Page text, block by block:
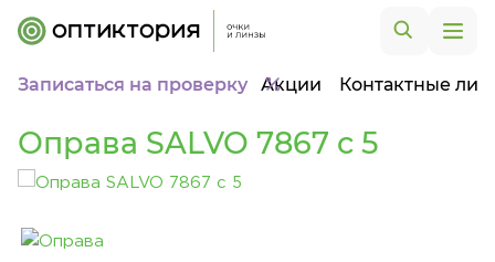
Записаться на проверку Акции Контактные
Оправа SALVO 7867 c 5